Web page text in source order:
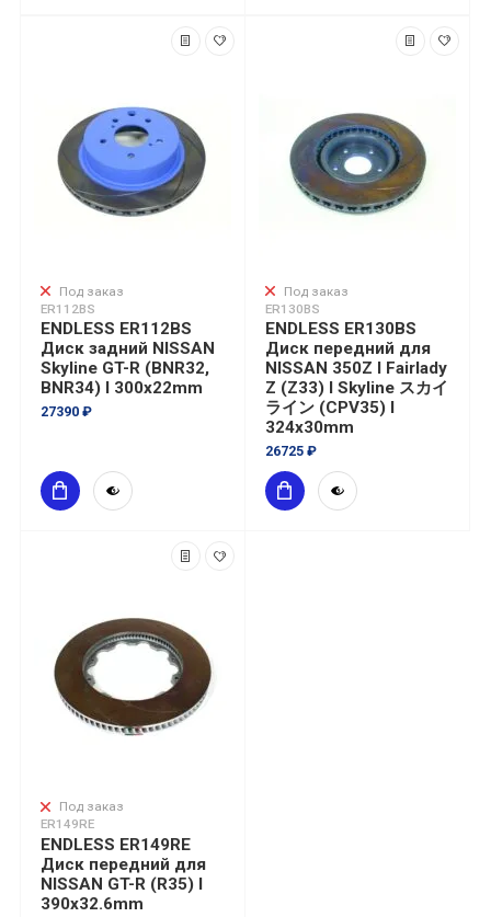
Под заказ
ER112BS
ENDLESS ER112BS
Диск задний NISSAN
Skyline GT-R (BNR32,
BNR34) I 300x22mm
27390 ₽
Под заказ
ER130BS
ENDLESS ER130BS
Диск передний для
NISSAN 350Z I Fairlady
Z (Z33) I Skyline スカイ
ライン (CPV35) I
324x30mm
26725 ₽
Под заказ
ER149RE
ENDLESS ER149RE
Диск передний для
NISSAN GT-R (R35) I
390x32.6mm